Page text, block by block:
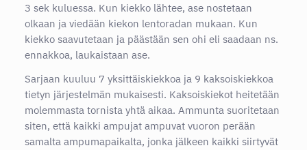
3 sek kuluessa. Kun kiekko lähtee, ase nostetaan
olkaan ja viedään kiekon lentoradan mukaan. Kun
kiekko saavutetaan ja päästään sen ohi eli saadaan ns.
ennakkoa, laukaistaan ase.
Sarjaan kuuluu 7 yksittäiskiekkoa ja 9 kaksoiskiekkoa
tietyn järjestelmän mukaisesti. Kaksoiskiekot heitetään
molemmasta tornista yhtä aikaa. Ammunta suoritetaan
siten, että kaikki ampujat ampuvat vuoron perään
samalta ampumapaikalta, jonka jälkeen kaikki siirtyvät